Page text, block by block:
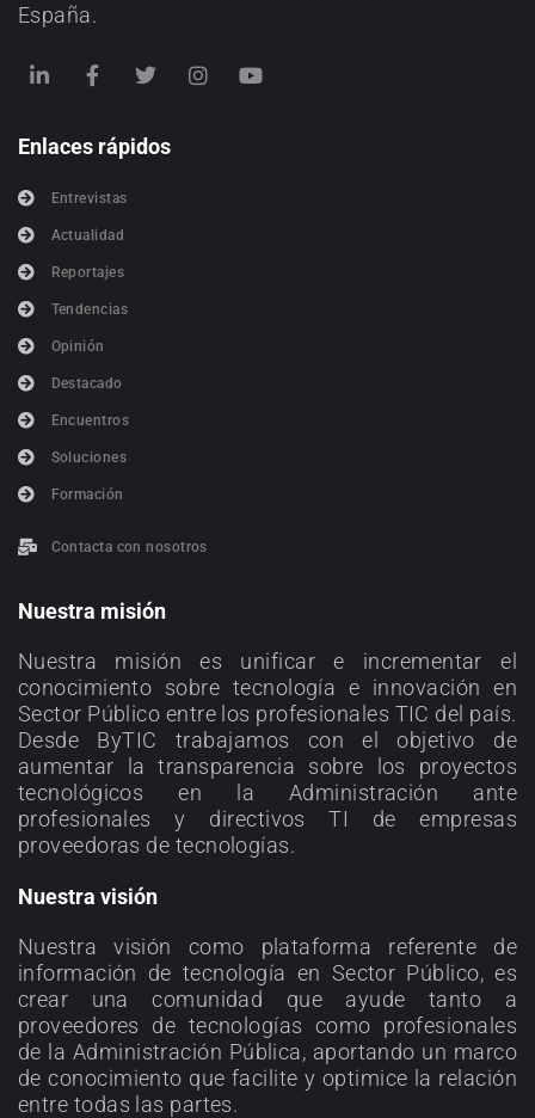
España.
Enlaces rápidos
Entrevistas
Actualidad
Reportajes
Tendencias
Opinión
Destacado
Encuentros
Soluciones
Formación
Contacta con nosotros
Nuestra misión
Nuestra misión es unificar e incrementar el
conocimiento sobre tecnología e innovación en
Sector Público entre los profesionales TIC del país.
Desde ByTIC trabajamos con el objetivo de
aumentar la transparencia sobre los proyectos
tecnológicos en la Administración ante
profesionales y directivos TI de empresas
proveedoras de tecnologías.
Nuestra visión
Nuestra visión como plataforma referente de
información de tecnología en Sector Público, es
crear una comunidad que ayude tanto a
proveedores de tecnologías como profesionales
de la Administración Pública, aportando un marco
de conocimiento que facilite y optimice la relación
entre todas las partes.